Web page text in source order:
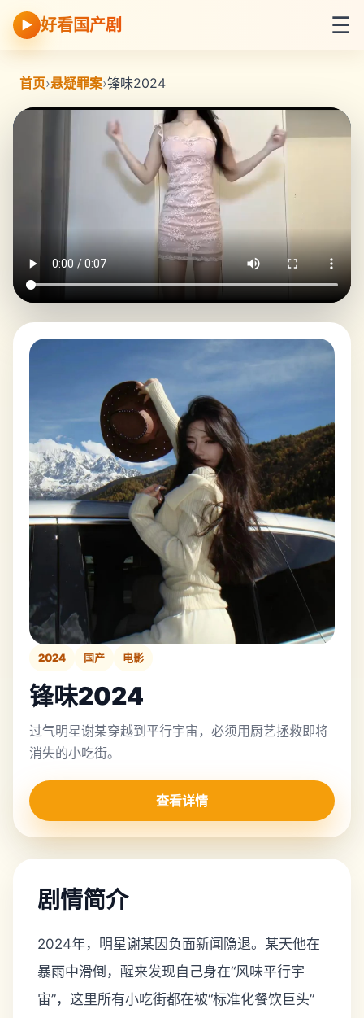
▶ 好看国产剧 ☰
首页›悬疑罪案›锋味2024
2024 国产 电影
锋味2024
过气明星谢某穿越到平行宇宙，必须用厨艺拯救即将
消失的小吃街。
查看详情
剧情简介
2024年，明星谢某因负面新闻隐退。某天他在
暴雨中滑倒，醒来发现自己身在“风味平行宇
宙”，这里所有小吃街都在被“标准化餐饮巨头”